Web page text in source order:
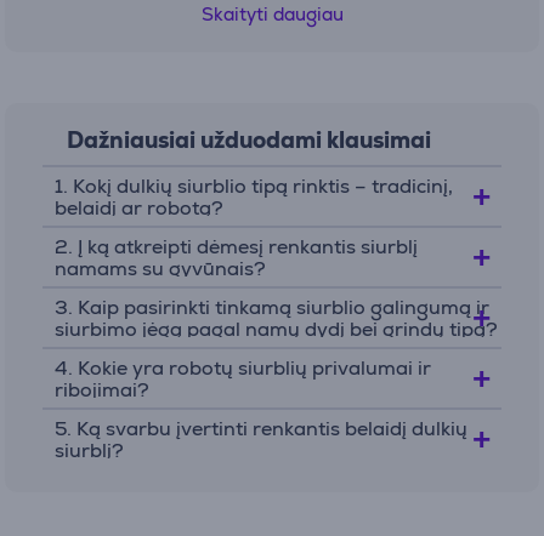
procesą. Jie savarankiškai dirba pagal nustatytą
grafiką, todėl galite mėgautis švariais namais be
pastangų. Dauguma robotų siurblių turi pažangią
navigacijos sistemą, kuri padeda jiems išvengti
kliūčių ir efektyviai išvalyti visą erdvę. Tai puikus
pasirinkimas užimtiems žmonėms, kurie nori
optimizuoti valymo procesą.
Plaunantys dulkių siurbliai
Plaunantys dulkių siurbliaiyra universalus
sprendimas, kuris suteikia galimybę ne tik siurbti,
Skaityti daugiau
Dažniausiai užduodami klausimai
1. Kokį dulkių siurblio tipą rinktis – tradicinį,
belaidį ar robotą?
2. Į ką atkreipti dėmesį renkantis siurblį
namams su gyvūnais?
3. Kaip pasirinkti tinkamą siurblio galingumą ir
siurbimo jėgą pagal namų dydį bei grindų tipą?
4. Kokie yra robotų siurblių privalumai ir
ribojimai?
5. Ką svarbu įvertinti renkantis belaidį dulkių
siurblį?